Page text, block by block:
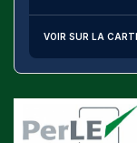
VOIR SUR LA